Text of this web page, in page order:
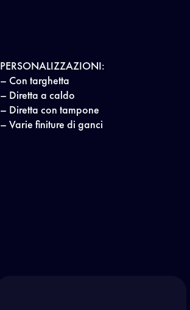
PERSONALIZZAZIONI:
– Con targhetta
– Diretta a caldo
– Diretta con tampone
– Varie finiture di ganci